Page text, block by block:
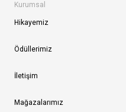
Kurumsal
Hikayemiz
Ödüllerimiz
İletişim
Mağazalarımız